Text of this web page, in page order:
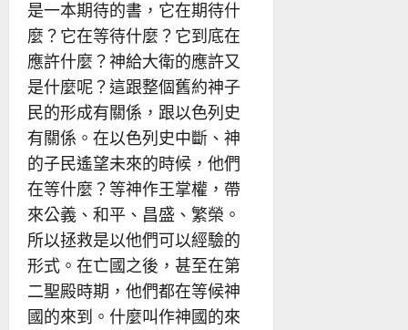
是一本期待的書，它在期待什
麼？它在等待什麼？它到底在
應許什麼？神給大衛的應許又
是什麼呢？這跟整個舊約神子
民的形成有關係，跟以色列史
有關係。在以色列史中斷、神
的子民遙望未來的時候，他們
在等什麼？等神作王掌權，帶
來公義、和平、昌盛、繁榮。
所以拯救是以他們可以經驗的
形式。在亡國之後，甚至在第
二聖殿時期，他們都在等候神
國的來到。什麼叫作神國的來